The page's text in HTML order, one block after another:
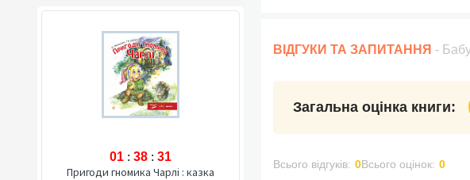
01 : 38 : 30
Пригоди гномика Чарлі : казка
ВІДГУКИ ТА ЗАПИТАННЯ -
Загальна оцінка книги:
Всього відгуків: 0Всього оцінок: 0